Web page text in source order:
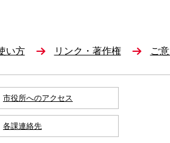
い方 リンク・著作権 ご
市役所へのアクセス
各課連絡先